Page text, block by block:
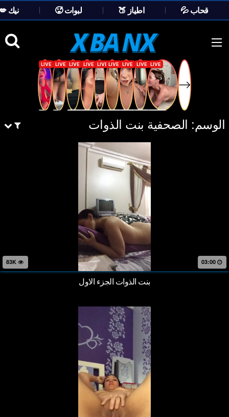
💦 قحاب 🍑 اطياز 🥵 لبوات
💋 نيك
content
الوسم: الصحفية بنت الذوات
03:00
بنت الذوات الجزء الاول